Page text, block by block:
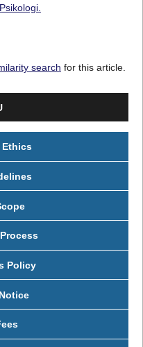
search for this article.
Policy